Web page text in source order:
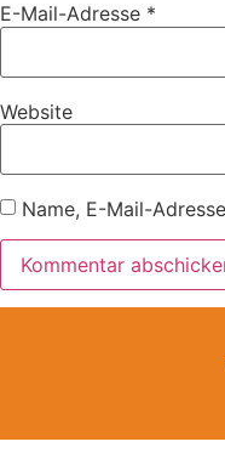
E-Mail-Adresse *
Website
Name, E-Mail-